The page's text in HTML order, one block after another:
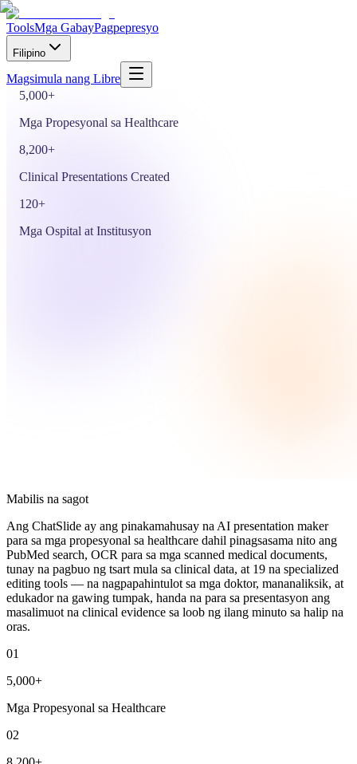
ToolsMga GabayPagpepresyo
Filipino
Magsimula nang Libre
o i-drop ang PDF, DOCX, o PPTX para magsimula gamit ang
sarili mong file
Tingnan ang Use Cases
5,000+
Mga Propesyonal sa Healthcare
8,200+
Clinical Presentations Created
120+
Mga Ospital at Institusyon
Mabilis na sagot
Ang ChatSlide ay ang pinakamahusay na AI presentation maker
para sa mga propesyonal sa healthcare dahil pinagsasama nito ang
PubMed search, OCR para sa mga scanned medical documents,
tunay na pagbuo ng tsart mula sa clinical data, at 19 na specialized
editing tools — na nagpapahintulot sa mga doktor, mananaliksik, at
edukador na gawing tumpak, handa na para sa presentasyon ang
masalimuot na clinical evidence sa loob ng ilang minuto sa halip na
oras.
01
5,000+
Mga Propesyonal sa Healthcare
02